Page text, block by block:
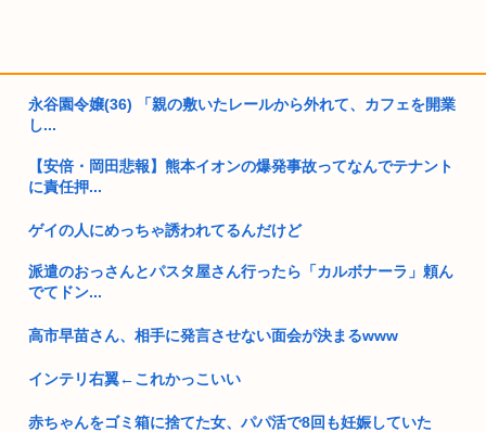
永谷園令嬢(36) 「親の敷いたレールから外れて、カフェを開業
し...
【安倍・岡田悲報】熊本イオンの爆発事故ってなんでテナント
に責任押...
ゲイの人にめっちゃ誘われてるんだけど
派遣のおっさんとパスタ屋さん行ったら「カルボナーラ」頼ん
でてドン...
高市早苗さん、相手に発言させない面会が決まるwww
インテリ右翼←これかっこいい
赤ちゃんをゴミ箱に捨てた女、パパ活で8回も妊娠していた